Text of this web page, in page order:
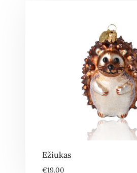
Ežiukas
€19.00